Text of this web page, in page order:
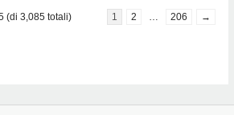
(di 3,085 totali) 1 2 206 →